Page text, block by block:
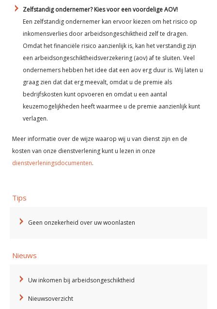
Zelfstandig ondernemer? Kies voor een voordelige AOV!
Een zelfstandig ondernemer kan ervoor kiezen om het risico op
inkomensverlies door arbeidsongeschiktheid zelf te dragen.
Omdat het financiële risico aanzienlijk is, kan het verstandig zijn
een arbeidsongeschiktheidsverzekering (aov) af te sluiten. Veel
ondernemers hebben het idee dat een aov erg duur is. Wij laten u
graag zien dat dat erg meevalt, omdat u de premie als
bedrijfskosten kunt opvoeren en omdat u een aantal
keuzemogelijkheden heeft waarmee u de premie aanzienlijk kunt
verlagen.
Meer informatie over de wijze waarop wij u van dienst zijn en de
kosten van onze dienstverlening kunt u lezen in onze
dienstverleningsdocumenten.
Tips
Geen onzekerheid over uw woonlasten
Nieuws
Uw inkomen bij arbeidsongeschiktheid
Nieuwsoverzicht